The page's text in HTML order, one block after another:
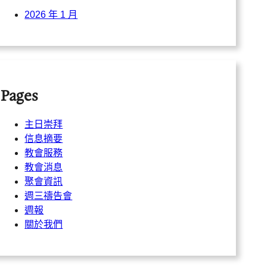
2026 年 1 月
Pages
主日崇拜
信息摘要
教會服務
教會消息
聚會資訊
週三禱告會
週報
關於我們